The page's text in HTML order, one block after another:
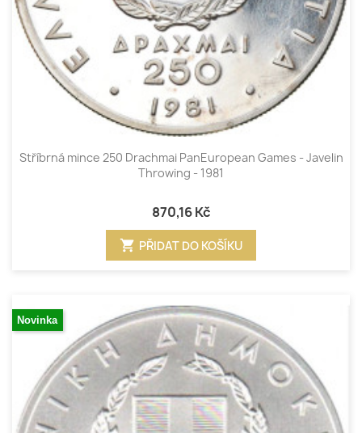
Stříbrná mince 250 Drachmai PanEuropean Games - Javelin
Throwing - 1981
870,16 Kč
shopping_cart PŘIDAT DO KOŠÍKU
Novinka